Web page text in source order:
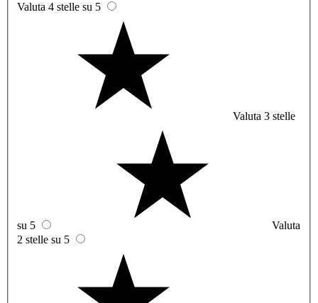
Valuta 4 stelle su 5
Valuta 3 stelle
su 5
Valuta
2 stelle su 5